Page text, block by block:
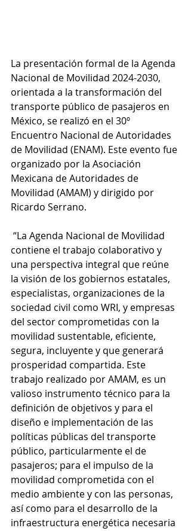
La presentación formal de la Agenda
Nacional de Movilidad 2024-2030,
orientada a la transformación del
transporte público de pasajeros en
México, se realizó en el 30º
Encuentro Nacional de Autoridades
de Movilidad (ENAM). Este evento fue
organizado por la Asociación
Mexicana de Autoridades de
Movilidad (AMAM) y dirigido por
Ricardo Serrano.
contiene el trabajo colaborativo y
una perspectiva integral que reúne
la visión de los gobiernos estatales,
especialistas, organizaciones de la
sociedad civil como WRI, y empresas
del sector comprometidas con la
movilidad sustentable, eficiente,
segura, incluyente y que generará
prosperidad compartida. Este
trabajo realizado por AMAM, es un
valioso instrumento técnico para la
definición de objetivos y para el
diseño e implementación de las
políticas públicas del transporte
público, particularmente el de
pasajeros; para el impulso de la
movilidad comprometida con el
medio ambiente y con las personas,
así como para el desarrollo de la
infraestructura energética necesaria